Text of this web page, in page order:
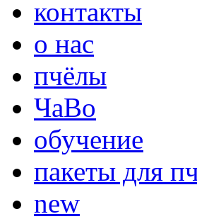
контакты
о нас
пчёлы
ЧаВо
обучение
пакеты для
new